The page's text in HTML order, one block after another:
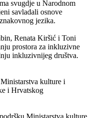
svugdje u Narodnom
savladali osnove
jezika.
Renata Kiršić i Toni
prostora za inkluzivne
inkluzivnijeg društva.
kulture i
i Hrvatskog